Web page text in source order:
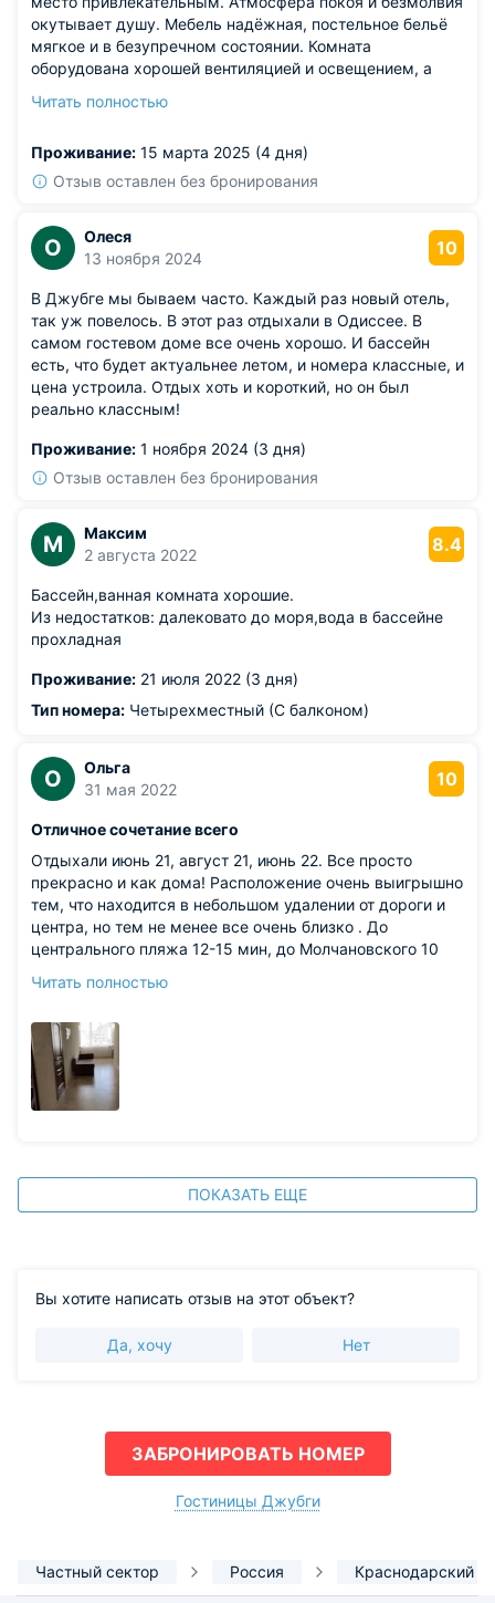
окутывает душу. Мебель надёжная, постельное бельё
мягкое и в безупречном состоянии. Комната
оборудована хорошей вентиляцией и освещением, а
ничего плохого не случалось, обязательно
Читать полностью
Проживание: 15 марта 2025 (4 дня)
Отзыв оставлен без бронирования
О
Олеся
13 ноября 2024
10
В Джубге мы бываем часто. Каждый раз новый отель,
так уж повелось. В этот раз отдыхали в Одиссее. В
самом гостевом доме все очень хорошо. И бассейн
есть, что будет актуальнее летом, и номера классные, и
цена устроила. Отдых хоть и короткий, но он был
реально классным!
Проживание: 1 ноября 2024 (3 дня)
Отзыв оставлен без бронирования
М
Максим
2 августа 2022
8.4
Бассейн,ванная комната хорошие.
Из недостатков: далековато до моря,вода в бассейне
прохладная
Проживание: 21 июля 2022 (3 дня)
Тип номера: Четырехместный (С балконом)
О
Ольга
31 мая 2022
10
Отличное сочетание всего
Отдыхали июнь 21, август 21, июнь 22. Все просто
прекрасно и как дома! Расположение очень выигрышно
тем, что находится в небольшом удалении от дороги и
центра, но тем не менее все очень близко . До
центрального пляжа 12-15 мин, до Молчановского 10
бургер кинг, рынок … маленький магазинчик в минуте
расположения звуковая волна уходит и не напрягает.
Бассейн с этого года даже с подогревом. Все
чисто,ухожено, белое постельное белье, холодильник в
номере маленький(отельный) но работает хорошо,
держатель для душа. Можно заказать салаты, шашлык,
манты … очень все вкусно. Хозяева очень внимательны
Читать полностью
ПОКАЗАТЬ ЕЩЕ
Вы хотите написать отзыв на этот объект?
Да, хочу Нет
ЗАБРОНИРОВАТЬ НОМЕР
Гостиницы Джубги
Частный сектор Россия Краснодарский